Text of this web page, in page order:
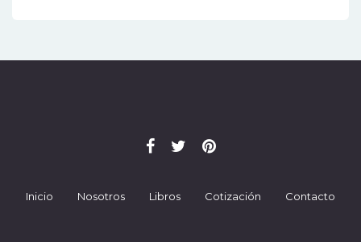
Inicio Nosotros Libros Cotización Contacto